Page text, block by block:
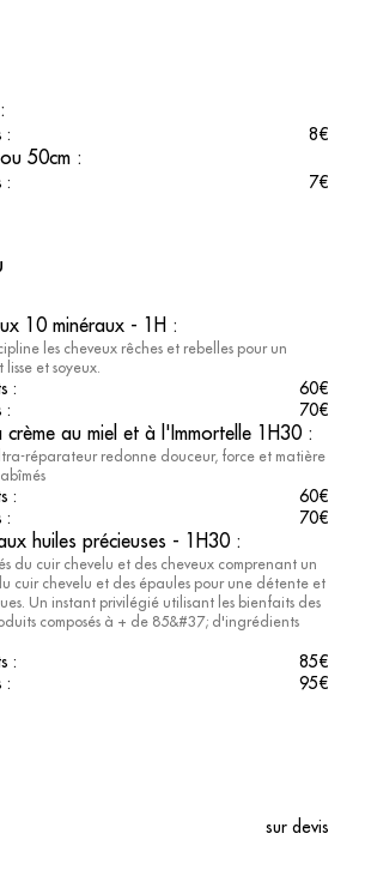
:
: 8€
50cm :
: 7€
10 minéraux - 1H :
les cheveux rêches et rebelles pour un
et soyeux.
: 60€
: 70€
au miel et à l'Immortelle 1H30:
réparateur redonne douceur, force et matière
: 60€
: 70€
huiles précieuses - 1H30:
du cuir chevelu et des cheveux comprenant un
cuir chevelu et des épaules pour une détente et
Un instant privilégié utilisant les bienfaits des
composés à + de 85&#37; d'ingrédients
: 85€
: 95€
sur devis